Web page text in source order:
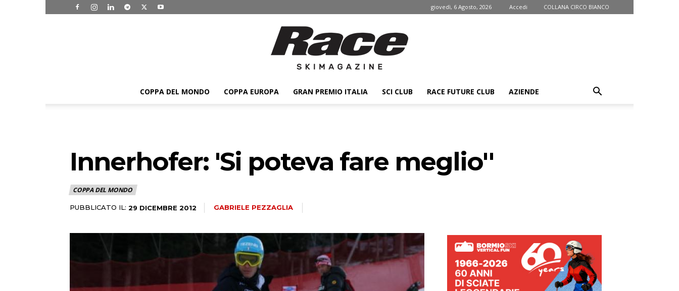
giovedì, 6 Agosto, 2026 Accedi COLLANA CIRCO BIANCO
magazine
COPPA DEL MONDO COPPA EUROPA GRAN PREMIO ITALIA SCI CLUB RACE FUTURE CLUB AZIENDE
Innerhofer: 'Si poteva fare meglio''
COPPA DEL MONDO
PUBBLICATO IL: 29 DICEMBRE 2012 GABRIELE PEZZAGLIA